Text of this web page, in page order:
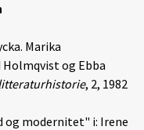
Marika
og Ebba
, 2, 1982
og modernitet" i: Irene